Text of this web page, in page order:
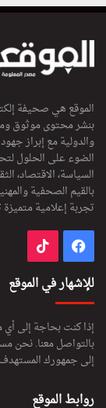
الموقع هي صحيفة
بنشر محتوى موثوق
والدولية مع إبراز
الضوء على الحلول
السياسة، الاقتصاد،
بالقيم الصحفية
تجربة إعلامية
فيسبوك
للإشهار في الموقع
إذا كنت بحاجة إلى أي
بالتواصل معنا. نحن
إلى جمهورك المستهدف
روابط الموقع